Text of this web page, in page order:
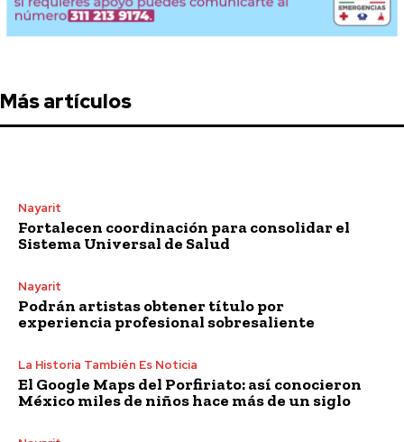
Más artículos
Nayarit
Fortalecen coordinación para consolidar el
Sistema Universal de Salud
Nayarit
Podrán artistas obtener título por
experiencia profesional sobresaliente
La Historia También Es Noticia
El Google Maps del Porfiriato: así conocieron
México miles de niños hace más de un siglo